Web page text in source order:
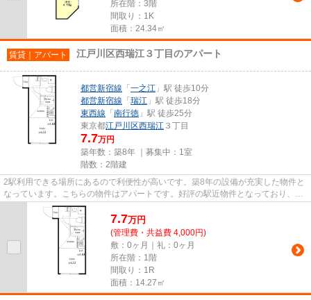
所在階：3階
間取り：1K
面積：24.34㎡
賃貸｜アパート 江戸川区西瑞江３丁目のアパート
都営新宿線 「 一之江 」駅 徒歩10分
都営新宿線 「 瑞江 」駅 徒歩18分
東西線 「 南行徳 」駅 徒歩25分
東京都江戸川区西瑞江 ３丁目
7.7万円
築年数：築8年 ｜募集中： 1室
階数：2階建
2駅利用できる場所にあるので利便性が高いです。築8年の設備が充実した物件と
なっています。こちらの物件はアパートです。好評の駅近物件となっており、駅
より徒歩10分に立地していま...
7.7万円
(管理費・共益費 4,000円)
敷：0ヶ月｜礼：0ヶ月
所在階：1階
間取り：1R
面積：14.27㎡